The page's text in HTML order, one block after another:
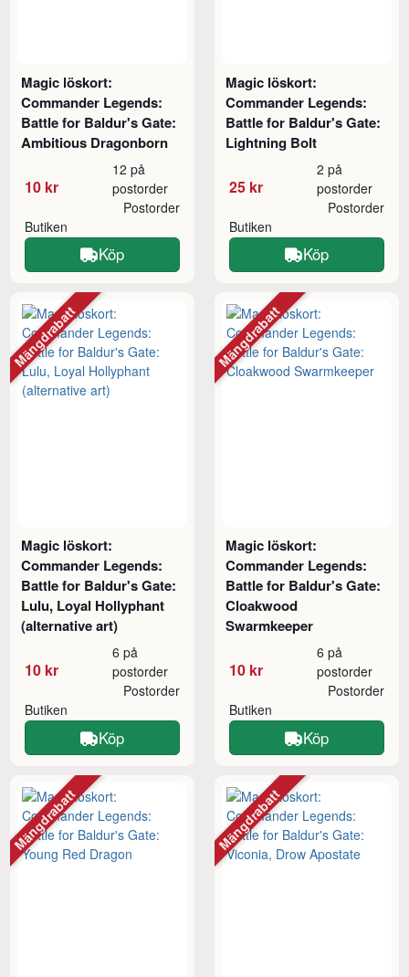
Magic löskort:
Commander Legends:
Battle for Baldur's Gate:
Ambitious Dragonborn
10 kr
12 på
postorder
Butiken
Postorder
Köp
Magic löskort:
Commander Legends:
Battle for Baldur's Gate:
Lightning Bolt
25 kr
2 på
postorder
Butiken
Postorder
Köp
Magic löskort:
Commander Legends:
Battle for Baldur's Gate:
Lulu, Loyal Hollyphant
(alternative art)
10 kr
6 på
postorder
Butiken
Postorder
Köp
Mängdrabatt
Magic löskort:
Commander Legends:
Battle for Baldur's Gate:
Cloakwood
Swarmkeeper
10 kr
6 på
postorder
Butiken
Postorder
Köp
Mängdrabatt
Mängdrabatt Mängdrabatt